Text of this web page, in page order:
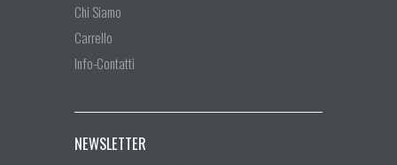
Chi Siamo
Carrello
Info-Contatti
NEWSLETTER